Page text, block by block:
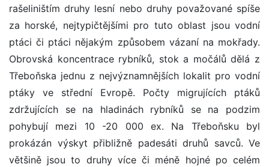
rašeliništím druhy lesní nebo druhy považované spíše
za horské, nejtypičtějšími pro tuto oblast jsou vodní
ptáci či ptáci nějakým způsobem vázaní na mokřady.
Obrovská koncentrace rybníků, stok a močálů dělá z
Třeboňska jednu z nejvýznamnějších lokalit pro vodní
ptáky ve střední Evropě. Počty migrujících ptáků
zdržujících se na hladinách rybníků se na podzim
pohybují mezi 10 -20 000 ex. Na Třeboňsku byl
prokázán výskyt přibližně padesáti druhů savců. Ve
většině jsou to druhy více či méně hojné po celém